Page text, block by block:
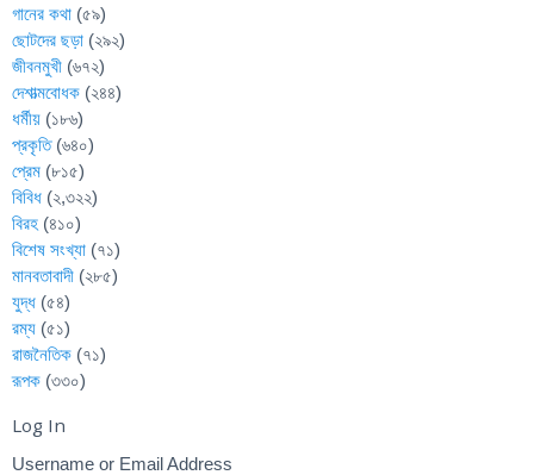
গানের কথা (৫৯)
ছোটদের ছড়া (২৯২)
জীবনমুখী (৬৭২)
দেশাত্মবোধক (২৪৪)
ধর্মীয় (১৮৬)
প্রকৃতি(৬৪০)
প্রেম (৮১৫)
বিবিধ (২,৩২২)
বিরহ (৪১০)
বিশেষ সংখ্যা (৭১)
মানবতাবাদী (২৮৫)
যুদ্ধ (৫৪)
রম্য (৫১)
রাজনৈতিক (৭১)
রূপক (৩৩০)
Log In
Username or Email Address